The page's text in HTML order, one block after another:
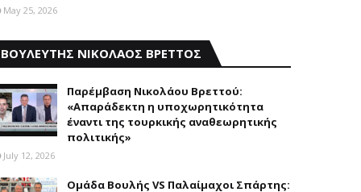
May 25, 2026
ΒΟΥΛΕΥΤΗΣ ΝΙΚΟΛΑΟΣ ΒΡΕΤΤΟΣ
Παρέμβαση Nικολάου Bρεττού:
«Aπαράδεκτη η υποχωρητικότητα
έναντι της τουρκικής αναθεωρητικής
πολιτικής»
July 12, 2026
Ομάδα Βουλής VS Παλαίμαχοι Σπάρτης: